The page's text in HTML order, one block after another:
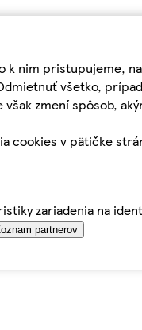
k nim pristupujeme,
všetko,
zmení spôsob,
cookies v pätičke
zariadenia na
partnerov